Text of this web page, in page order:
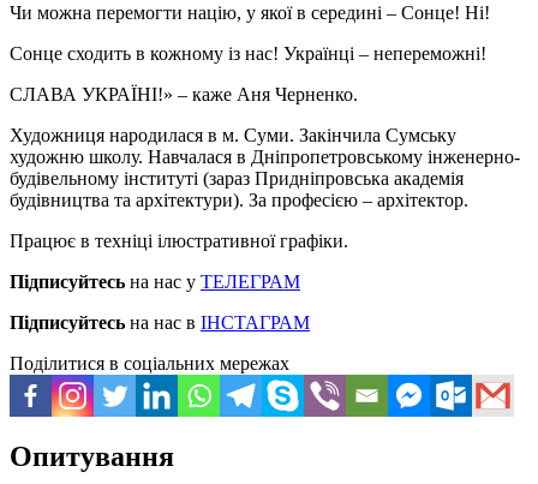
Чи можна перемогти націю, у якої в середині – Сонце! Ні!
Сонце сходить в кожному із нас! Українці – непереможні!
СЛАВА УКРАЇНІ!» – каже Аня Черненко.
Художниця народилася в м. Суми. Закінчила Сумську
художню школу. Навчалася в Дніпропетровському інженерно-
будівельному інституті (зараз Придніпровська академія
будівництва та архітектури). За професією – архітектор.
Працює в техніці ілюстративної графіки.
Підписуйтесь на нас у ТЕЛЕГРАМ
Підписуйтесь на нас в ІНСТАГРАМ
Поділитися в соціальних мережах
Опитування